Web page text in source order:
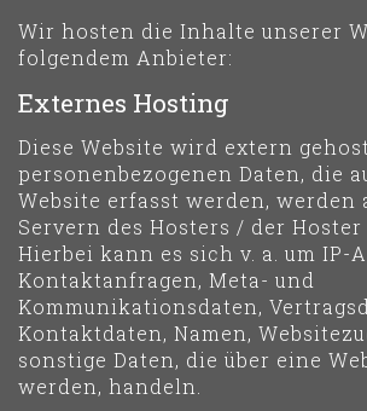
Wir hosten die Inhalte unserer
folgendem Anbieter:
Externes Hosting
Diese Website wird extern
personenbezogenen Daten, die
Website erfasst werden, werden
Servern des Hosters / der Hoster
Hierbei kann es sich v. a. um IP-
Kontaktanfragen, Meta- und
Kommunikationsdaten,
Kontaktdaten, Namen,
sonstige Daten, die über eine
werden, handeln.